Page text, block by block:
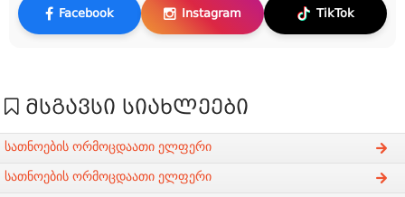
Facebook Instagram TikTok
მსგავსი სიახლეები
სათნოების ორმოცდაათი ელფერი
სათნოების ორმოცდაათი ელფერი